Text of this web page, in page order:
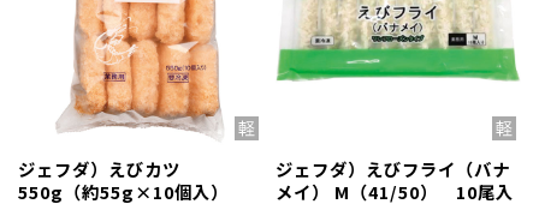
ジェフダ）えびカツ
550g（約55g×10個入）
ジェフダ）えびフライ（バナ
メイ） M（41/50） 10尾入